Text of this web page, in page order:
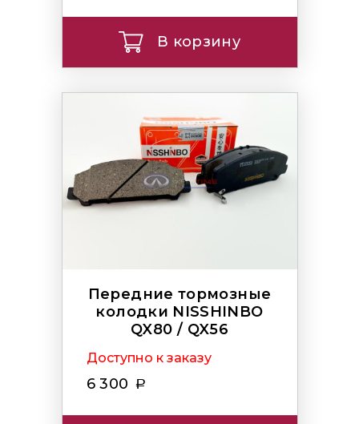
В корзину
Передние тормозные
колодки NISSHINBO
QX80 / QX56
Доступно к заказу
6 300